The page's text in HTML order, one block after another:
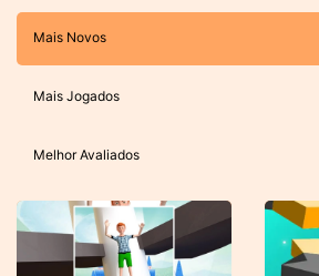
Mais Novos
Mais Jogados
Melhor Avaliados